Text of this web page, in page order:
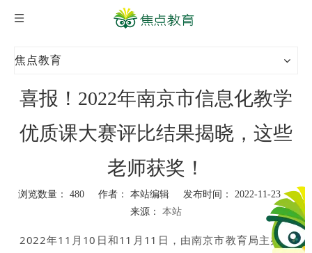
焦点教育
喜报！2022年南京市信息化教学
优质课大赛评比结果揭晓，这些
老师获奖！
浏览数量： 480作者： 本站编辑 发布时间： 2022-11-23
来源： 本站
["wechat","weibo","qzone","douban","email"]
2022年11月10日和11月11日，由南京市教育局主办、